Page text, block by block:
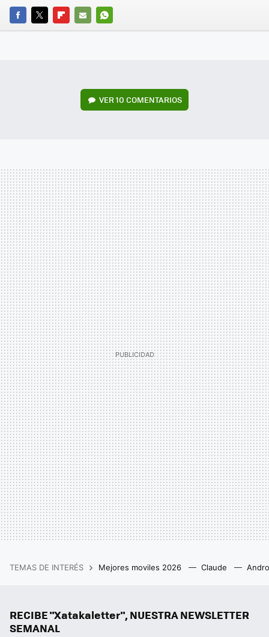
FACEBOOK
TWITTERFLIPBOARD
E-
WHATSAPP
VER10 COMENTARIOS
TEMAS DE INTERÉS Mejores moviles 2026 Claude
RECIBE "Xatakaletter", NUESTRA NEWSLETTER
SEMANAL